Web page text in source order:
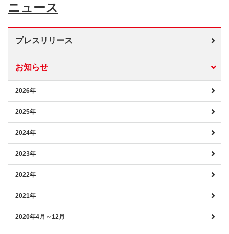
ニュース
プレスリリース
お知らせ
2026年
2025年
2024年
2023年
2022年
2021年
2020年4月～12月